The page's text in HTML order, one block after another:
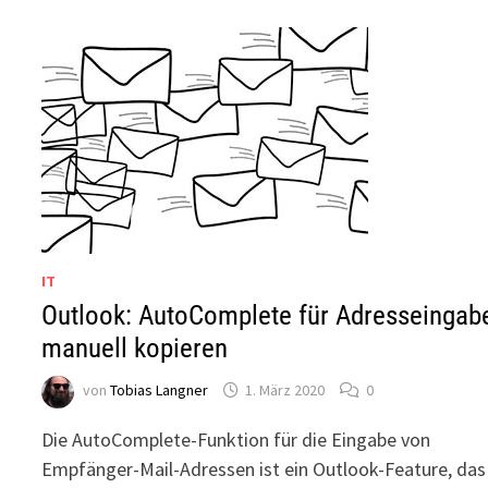
IT
Outlook: AutoComplete für
manuell kopieren
vonTobias Langner 1. März 2020 0
Die AutoComplete-Funktion für die Eingabe von
Empfänger-Mail-Adressen ist ein Outlook-Feature, das